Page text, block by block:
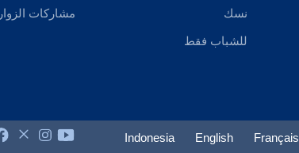
نسك
للشباب فقط
مشاركات الزوار
Français
English
Indonesia